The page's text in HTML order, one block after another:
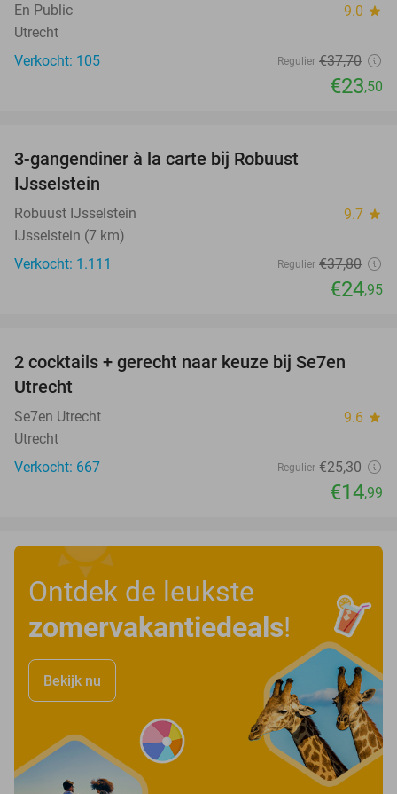
En Public 9.0 star
Utrecht
Verkocht: 105
Regulier €37,70
€23,50
3-gangendiner à la carte bij Robuust
IJsselstein
Robuust IJsselstein 9.7 star
IJsselstein (7 km)
Verkocht: 1.111
Regulier €37,80
€24,95
41%
2 cocktails + gerecht naar keuze bij Se7en
Utrecht
Se7en Utrecht 9.6 star
Utrecht
Verkocht: 667
Regulier €25,30
€14,99
Ontdek de leukste
zomervakantiedeals!
Bekijk nu